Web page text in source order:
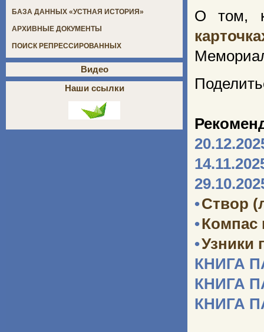
О том,
•Створ
•Компас
•Узники
КНИГА
КНИГА
КНИГА
БАЗА ДАННЫХ «УСТНАЯ ИСТОРИЯ»
АРХИВНЫЕ ДОКУМЕНТЫ
ПОИСК РЕПРЕССИРОВАННЫХ
Видео
Наши ссылки